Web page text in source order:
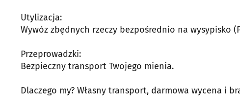
Utylizacja:
Wywóz zbędnych rzeczy bezpośrednio na wysypisko
Przeprowadzki:
Bezpieczny transport Twojego mienia.
Dlaczego my? Własny transport, darmowa wycena i